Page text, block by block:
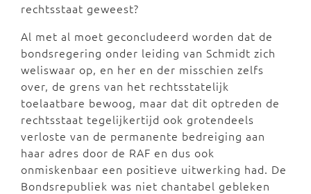
rechtsstaat geweest?
Al met al moet geconcludeerd worden dat de
bondsregering onder leiding van Schmidt zich
weliswaar op, en her en der misschien zelfs
over, de grens van het rechtsstatelijk
toelaatbare bewoog, maar dat dit optreden de
rechtsstaat tegelijkertijd ook grotendeels
verloste van de permanente bedreiging aan
haar adres door de RAF en dus ook
onmiskenbaar een positieve uitwerking had. De
Bondsrepubliek was niet chantabel gebleken